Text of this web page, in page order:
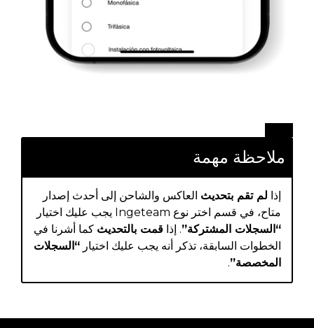
ملاحظة مهمة
إذا لم تقم بتحديث العاكس والشاحن إلى أحدث إصدار
متاح، في قسم اختر نوع Ingeteam يجب عليك اختيار
“السجلات المشتركة”. إذا قمت بالتحديث كما أشرنا في
الخطوات السابقة، تذكر أنه يجب عليك اختيار “السجلات
المخصصة”.